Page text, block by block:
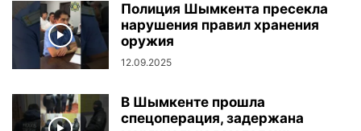
Полиция Шымкента пресекла
нарушения правил хранения
оружия
12.09.2025
В Шымкенте прошла
спецоперация, задержана